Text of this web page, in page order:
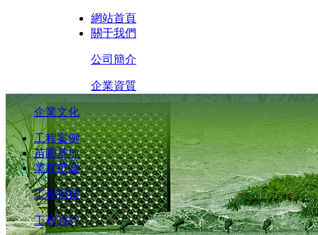
網站首頁
關于我們
公司簡介
企業資質
企業文化
工程案例
苗圃基地
業務范圍
工程招標
工程設計